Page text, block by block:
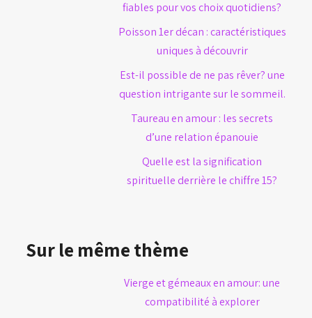
fiables pour vos choix quotidiens?
Poisson 1er décan : caractéristiques
uniques à découvrir
Est-il possible de ne pas rêver? une
question intrigante sur le sommeil.
Taureau en amour : les secrets
d’une relation épanouie
Quelle est la signification
spirituelle derrière le chiffre 15?
Sur le même thème
Vierge et gémeaux en amour: une
compatibilité à explorer